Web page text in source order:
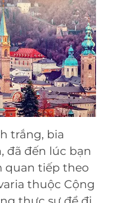
trắng, bia
đã đến lúc bạn
quan tiếp theo
thuộc Cộng